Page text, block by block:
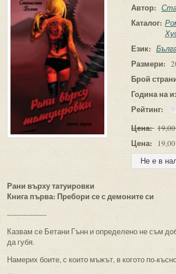
Автор:
Каталог:
Език:
Размери:
Брой
Година на
Рейтинг:
Цена:
Цена:
Рани върху татуировки
Книга първа: Пребори се с демоните си
-----------------
Казвам се Бетани Гънн и определено не съм
да губя.
Намерих боите, с които мъжът, в когото по-